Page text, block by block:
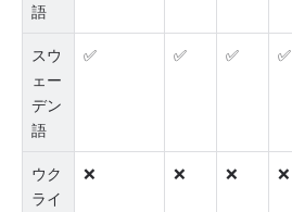
語
スウ
ェー
デン
語
✅ ✅ ✅ ✅
ウク
ライ
❌ ❌ ❌ ❌